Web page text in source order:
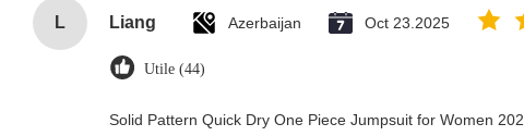
L Liang Azerbaijan Oct 23.2025
Utile (44)
Solid Pattern Quick Dry One Piece Jumpsuit for Women